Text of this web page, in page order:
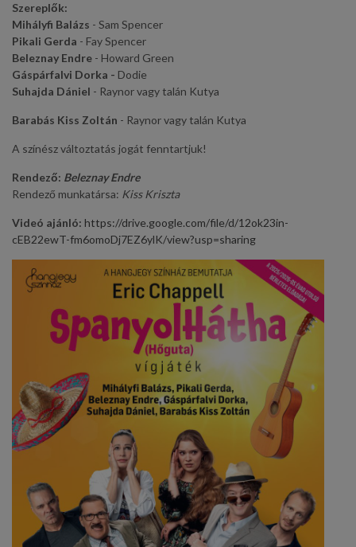
Szereplők:
Mihályfi Balázs - Sam Spencer
Pikali Gerda - Fay Spencer
Beleznay Endre - Howard Green
Gáspárfalvi Dorka - Dodie
Suhajda Dániel - Raynor vagy talán Kutya
Barabás Kiss Zoltán - Raynor vagy talán Kutya
A színész változtatás jogát fenntartjuk!
Rendező: Beleznay Endre
Rendező munkatársa: Kiss Kriszta
Videó ajánló: https://drive.google.com/file/d/12ok23in-
cEB22ewT-fm6omoDj7EZ6ylK/view?usp=sharing